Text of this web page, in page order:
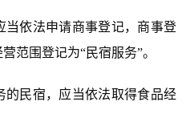
依法申请商事登记，商事登
范围登记为“民宿服务”。
民宿，应当依法取得食品经